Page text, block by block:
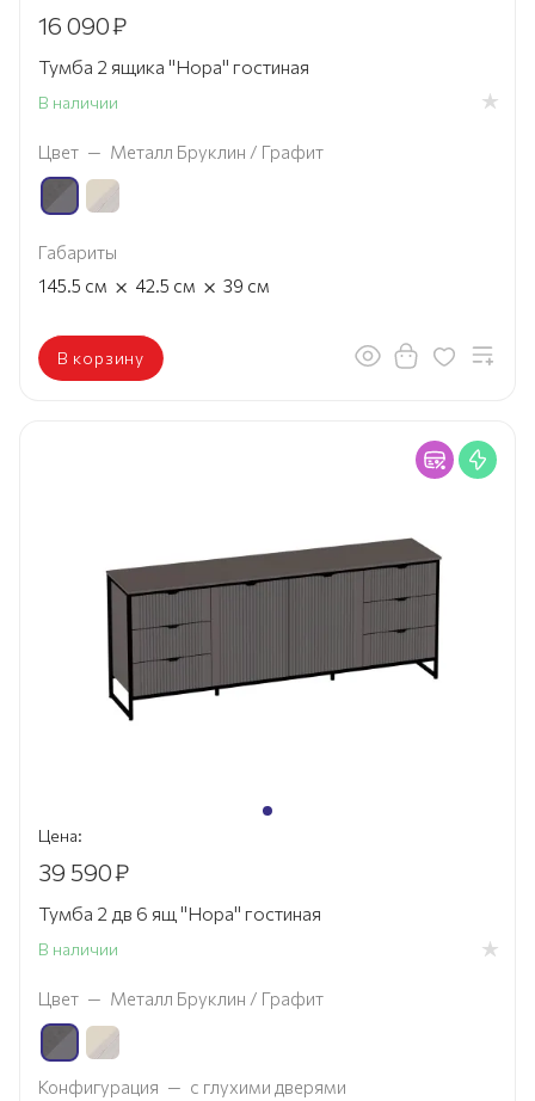
16 090₽
Тумба 2 ящика "Нора" гостиная
В наличии
Цвет — Металл Бруклин / Графит
Габариты
145.5 см × 42.5 см × 39 см
В корзину
Цена:
39 590₽
Тумба 2 дв 6 ящ "Нора" гостиная
В наличии
Цвет — Металл Бруклин / Графит
Конфигурация — с глухими дверями